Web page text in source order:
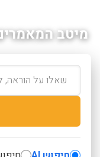
מיטב